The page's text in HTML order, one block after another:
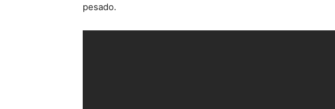
pesado.